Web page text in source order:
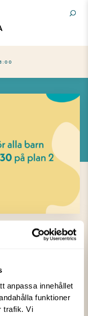
anpassa innehållet
funktioner
trafik. Vi